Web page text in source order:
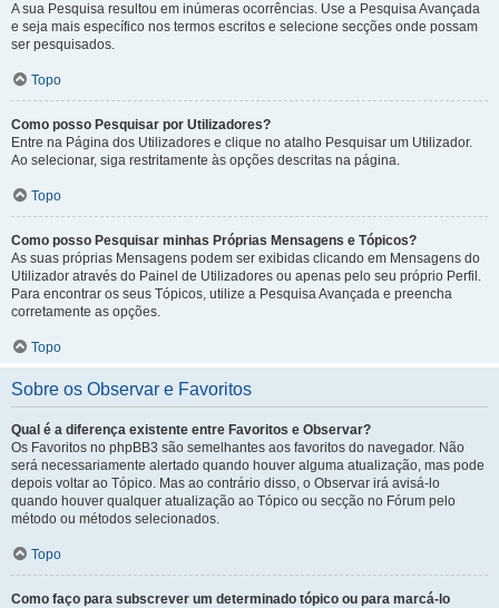
A sua Pesquisa resultou em inúmeras ocorrências. Use a Pesquisa Avançada
e seja mais específico nos termos escritos e selecione secções onde possam
ser pesquisados.
Topo
Como posso Pesquisar por Utilizadores?
Entre na Página dos Utilizadores e clique no atalho Pesquisar um Utilizador.
Ao selecionar, siga restritamente às opções descritas na página.
Topo
Como posso Pesquisar minhas Próprias Mensagens e Tópicos?
As suas próprias Mensagens podem ser exibidas clicando em Mensagens do
Utilizador através do Painel de Utilizadores ou apenas pelo seu próprio Perfil.
Para encontrar os seus Tópicos, utilize a Pesquisa Avançada e preencha
corretamente as opções.
Topo
Sobre os Observar e Favoritos
Qual é a diferença existente entre Favoritos e Observar?
Os Favoritos no phpBB3 são semelhantes aos favoritos do navegador. Não
será necessariamente alertado quando houver alguma atualização, mas pode
depois voltar ao Tópico. Mas ao contrário disso, o Observar irá avisá-lo
quando houver qualquer atualização ao Tópico ou secção no Fórum pelo
método ou métodos selecionados.
Topo
Como faço para subscrever um determinado tópico ou para marcá-lo